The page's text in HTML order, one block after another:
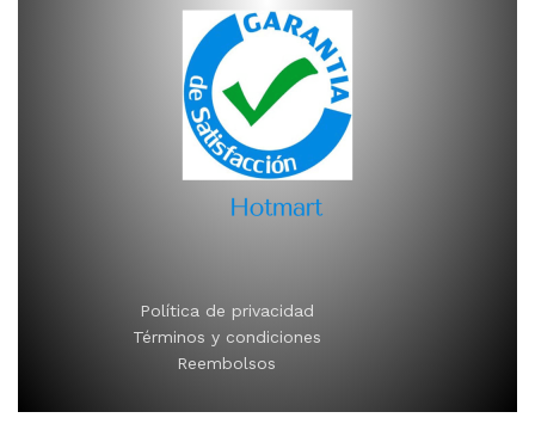
Política de privacidad
Términos y condiciones
Reembolsos